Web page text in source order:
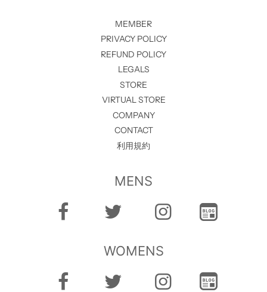
MEMBER
PRIVACY POLICY
REFUND POLICY
LEGALS
STORE
VIRTUAL STORE
COMPANY
CONTACT
利用規約
MENS
WOMENS